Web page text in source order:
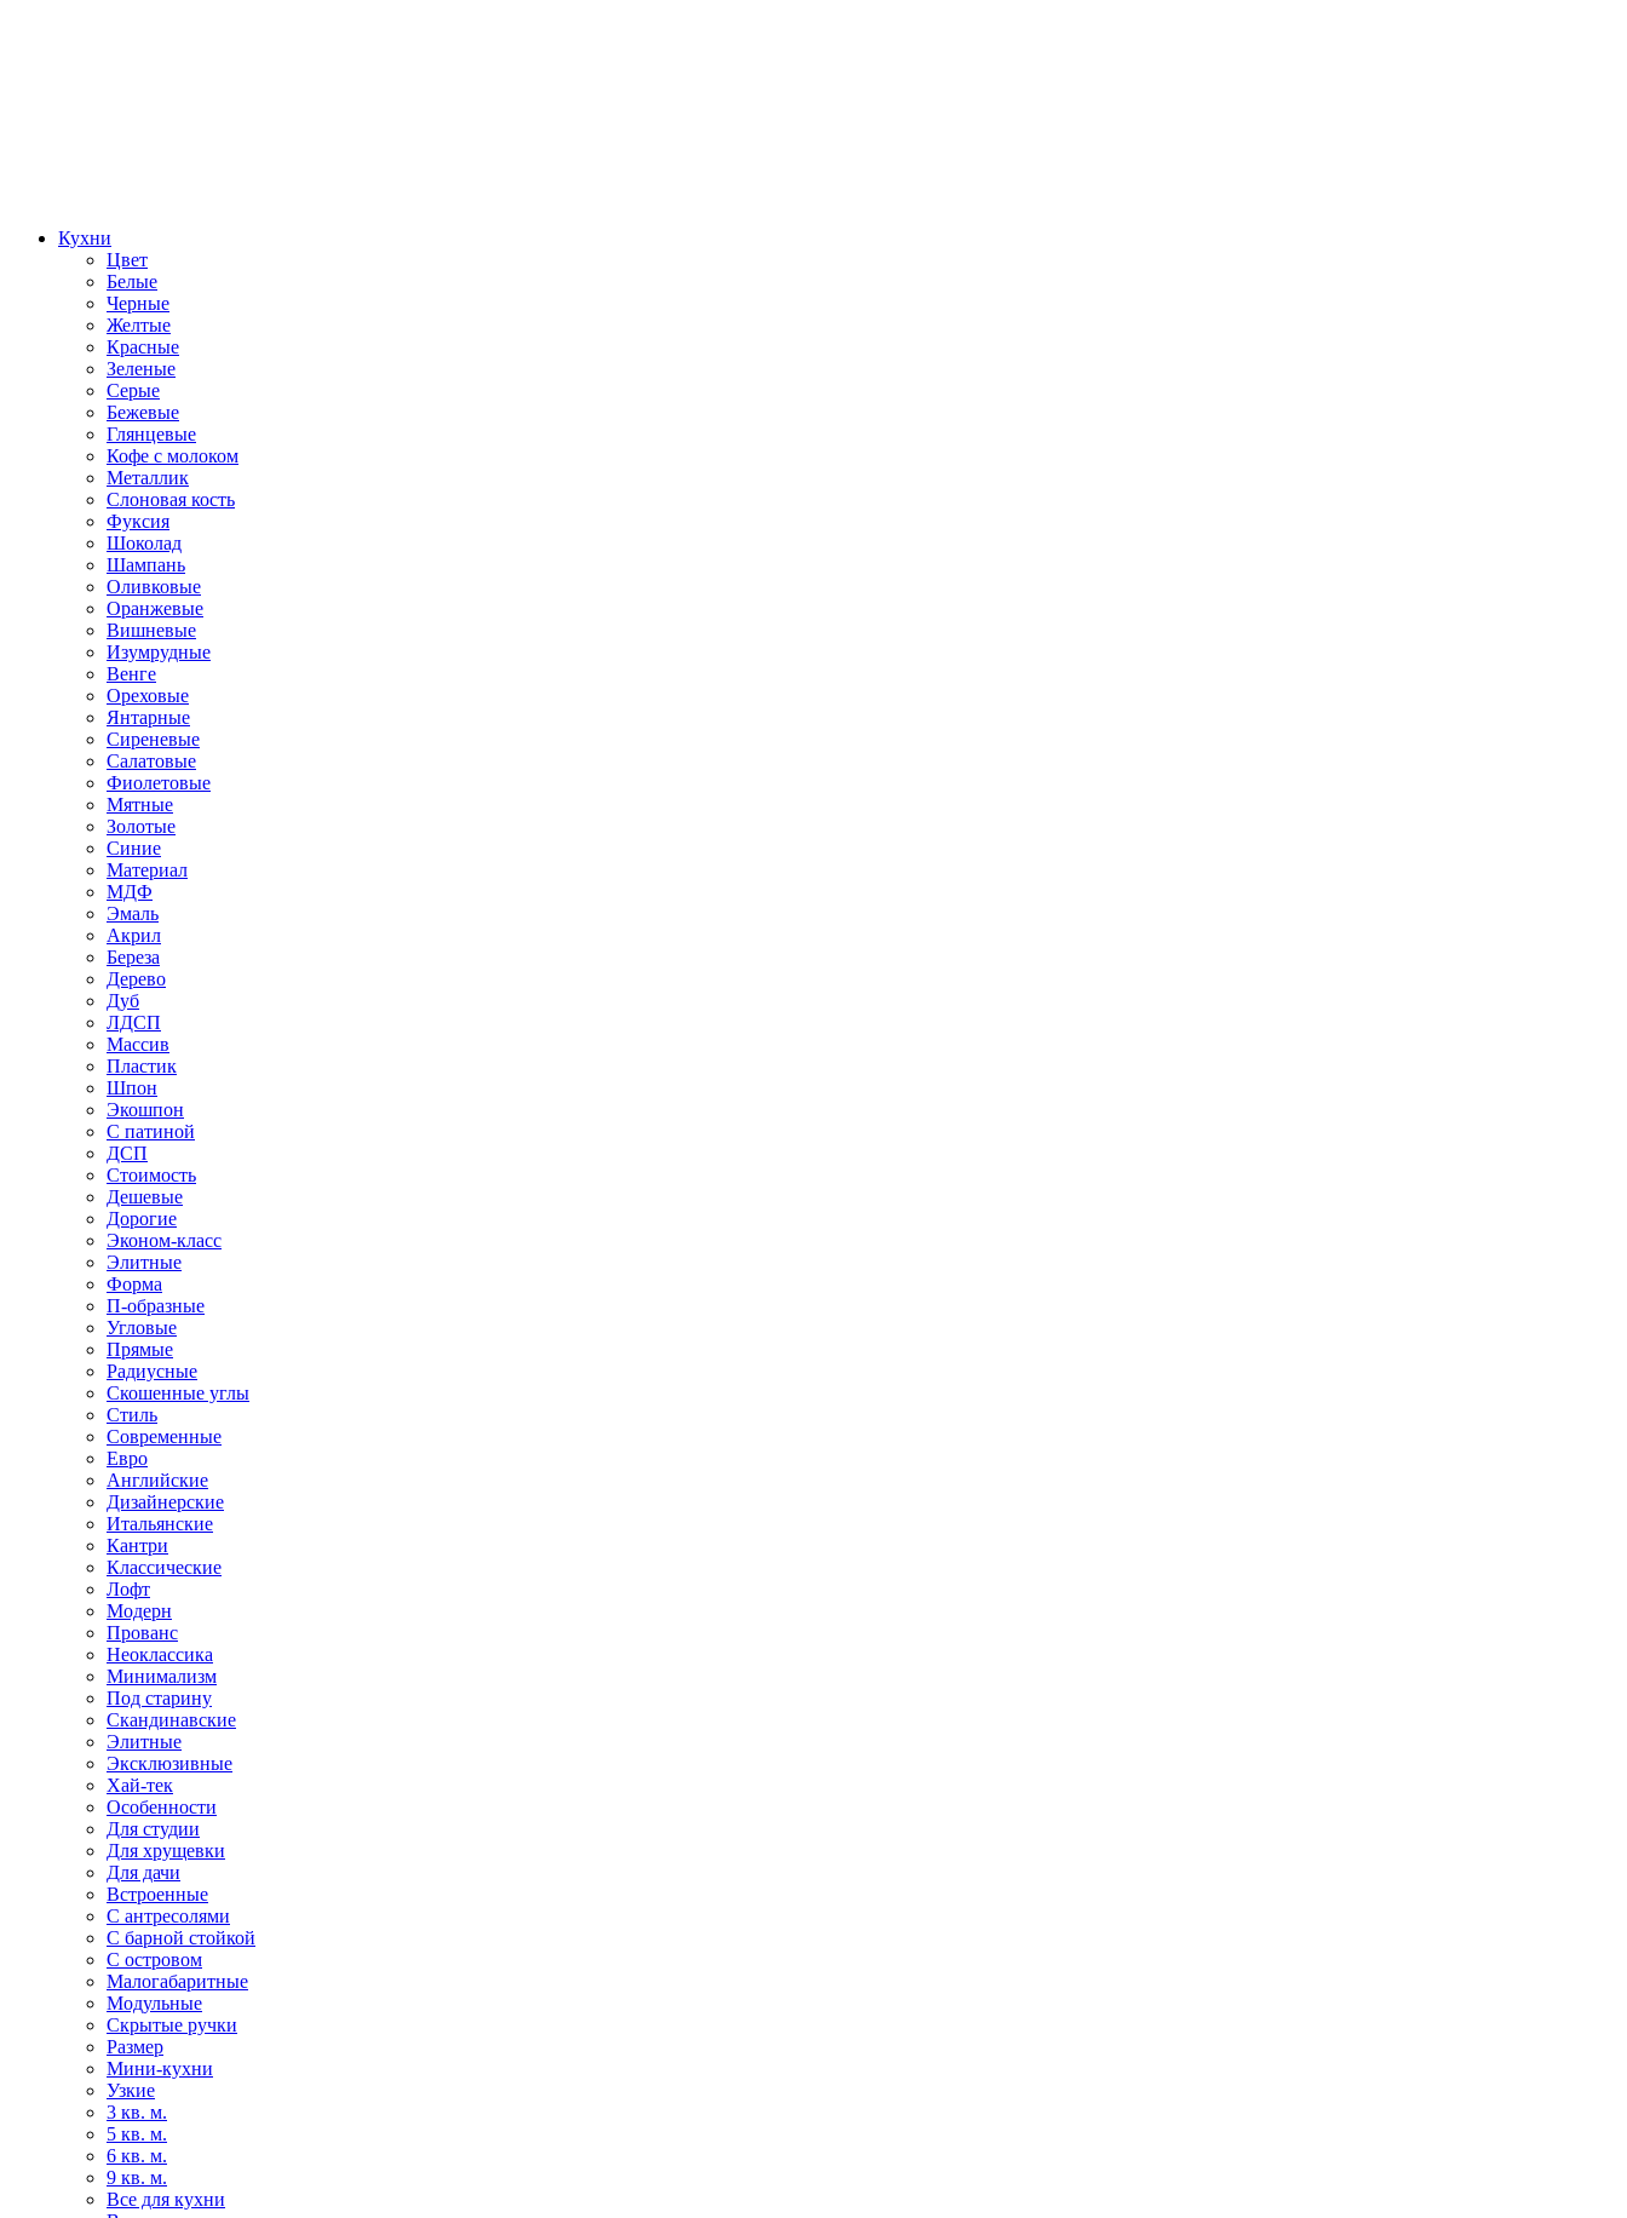
Кухни
Цвет
Белые
Черные
Желтые
Красные
Зеленые
Серые
Бежевые
Глянцевые
Кофе с молоком
Металлик
Слоновая кость
Фуксия
Шоколад
Шампань
Оливковые
Оранжевые
Вишневые
Изумрудные
Венге
Ореховые
Янтарные
Сиреневые
Салатовые
Фиолетовые
Мятные
Золотые
Синие
Материал
МДФ
Эмаль
Акрил
Береза
Дерево
Дуб
ЛДСП
Массив
Пластик
Шпон
Экошпон
С патиной
ДСП
Стоимость
Дешевые
Дорогие
Эконом-класс
Элитные
Форма
П-образные
Угловые
Прямые
Радиусные
Скошенные углы
Стиль
Современные
Евро
Английские
Дизайнерские
Итальянские
Кантри
Классические
Лофт
Модерн
Прованс
Неоклассика
Минимализм
Под старину
Скандинавские
Элитные
Эксклюзивные
Хай-тек
Особенности
Для студии
Для хрущевки
Для дачи
Встроенные
С антресолями
С барной стойкой
С островом
Малогабаритные
Модульные
Скрытые ручки
Размер
Мини-кухни
Узкие
3 кв. м.
5 кв. м.
6 кв. м.
9 кв. м.
Все для кухни